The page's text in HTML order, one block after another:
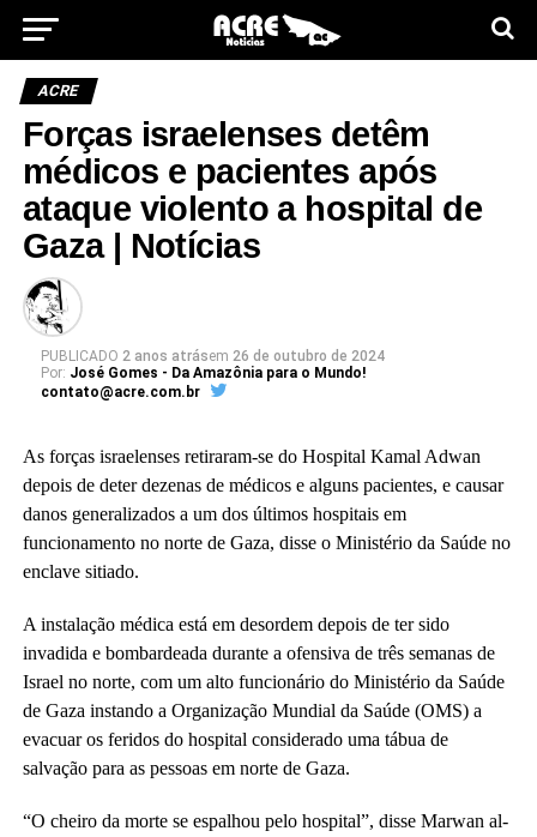
ACRE
Forças israelenses detêm
médicos e pacientes após
ataque violento a hospital de
Gaza | Notícias
PUBLICADO 2 anos atrásem 26 de outubro de 2024
Por: José Gomes - Da Amazônia para o Mundo!
contato@acre.com.br
As forças israelenses retiraram-se do Hospital Kamal Adwan
depois de deter dezenas de médicos e alguns pacientes, e causar
danos generalizados a um dos últimos hospitais em
funcionamento no norte de Gaza, disse o Ministério da Saúde no
enclave sitiado.
A instalação médica está em desordem depois de ter sido
invadida e bombardeada durante a ofensiva de três semanas de
Israel no norte, com um alto funcionário do Ministério da Saúde
de Gaza instando a Organização Mundial da Saúde (OMS) a
evacuar os feridos do hospital considerado uma tábua de
salvação para as pessoas em norte de Gaza.
“O cheiro da morte se espalhou pelo hospital”, disse Marwan al-